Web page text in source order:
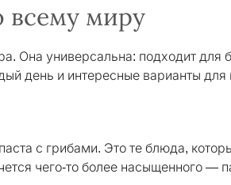
всему миру
Она универсальна: подходит для
день и интересные варианты для
с грибами. Это те блюда,
чего-то более насыщенного —